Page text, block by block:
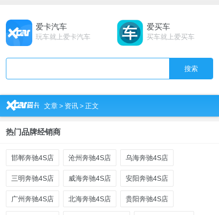
爱卡汽车
玩车就上爱卡汽车
爱买车
买车就上爱买车
搜索
R 文章> 资讯>正文
热门品牌经销商
邯郸奔驰4S店 沧州奔驰4S店 乌海奔驰4S店
三明奔驰4S店 威海奔驰4S店 安阳奔驰4S店
广州奔驰4S店 北海奔驰4S店 贵阳奔驰4S店